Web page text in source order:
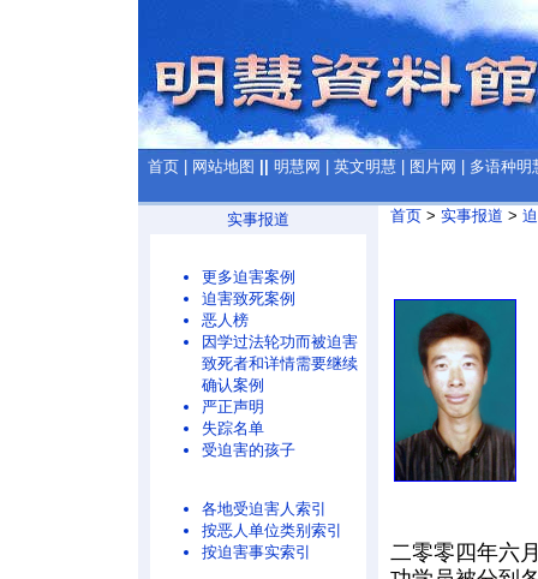
首页 网站地图 明慧网 英文明慧 图片网 多语种明
实事报道
更多迫害案例
迫害致死案例
恶人榜
因学过法轮功而被迫害
致死者和详情需要继续
确认案例
严正声明
失踪名单
受迫害的孩子
各地受迫害人索引
按恶人单位类别索引
按迫害事实索引
首页 > 实事报道 >
二零零四年六